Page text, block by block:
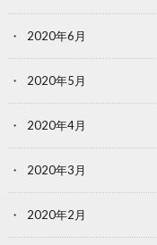
2020年6月
2020年5月
2020年4月
2020年3月
2020年2月